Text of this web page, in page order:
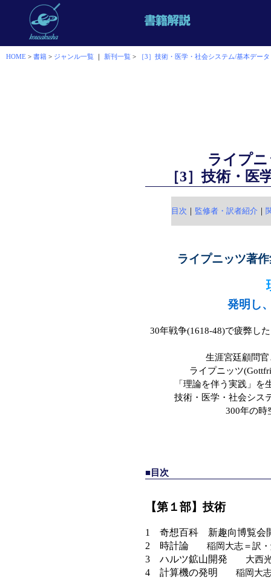
HOME > 書籍 > ジャンル一覧 ｜ 新刊一覧 > ［3］技術・医学・社会システム/基本データ
ライプ
［3］技術・
目次 ｜ 監修者・訳者紹介 ｜
ライプニッツ著
発明し
30年戦争(1618-48)で疲弊し
生涯宮廷顧問
ライプニッツ
「理論を伴う実践」
技術・医学・社会シス
300年の時
■目次
【第１部】技術
1 奇想百科 新趣向博覧会
2 時計論 稲岡大志＝訳・
3 ハルツ鉱山開発 大西光
4 計算機の発明 稲岡大志